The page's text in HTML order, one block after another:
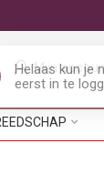
Mijn